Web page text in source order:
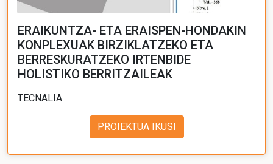
ERAIKUNTZA- ETA ERAISPEN-HONDAKIN
KONPLEXUAK BIRZIKLATZEKO ETA
BERRESKURATZEKO IRTENBIDE
HOLISTIKO BERRITZAILEAK
TECNALIA
PROIEKTUA IKUSI